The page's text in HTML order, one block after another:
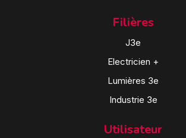
Filières
J3e
Electricien +
Lumières 3e
Industrie 3e
Utilisateur